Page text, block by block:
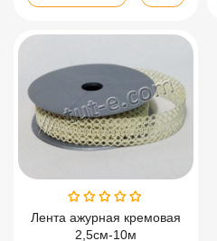
Лента ажурная кремовая
2,5см-10м